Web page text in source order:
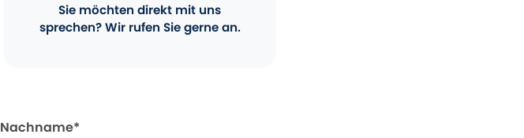
Sie möchten direkt mit uns
sprechen? Wir rufen Sie gerne an.
Nachname*